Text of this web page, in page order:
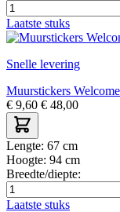
Laatste stuks
Snelle levering
Muurstickers
€ 9,60 € 48,00
Lengte: 67 cm
Hoogte: 94 cm
Breedte/diepte:
Laatste stuks